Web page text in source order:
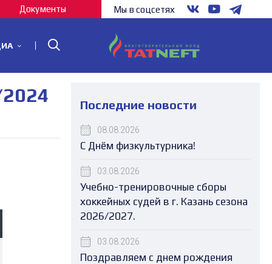
Документы Мы в соцсетях
Последние новости
08.08.2026
С Днём физкультурника!
03.08.2026
Учебно-тренировочные сборы
хоккейных судей в г. Казань сезона
2026/2027.
03.08.2026
Поздравляем с днем рождения